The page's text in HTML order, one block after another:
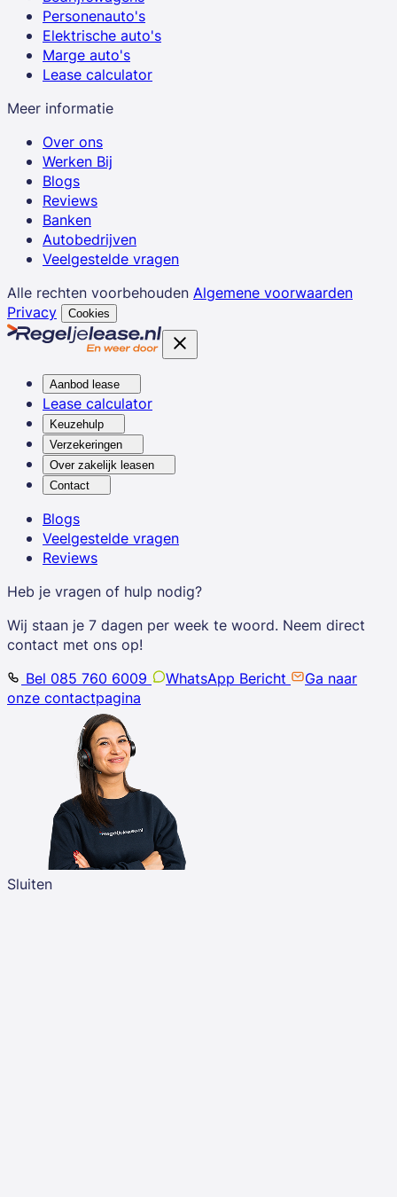
Personenauto's
Elektrische auto's
Marge auto's
Lease calculator
Meer informatie
Over ons
Werken Bij
Blogs
Reviews
Banken
Autobedrijven
Veelgestelde vragen
Alle rechten voorbehouden Algemene voorwaarden
Privacy
Cookies
Aanbod lease
Lease calculator
Keuzehulp
Verzekeringen
Over zakelijk leasen
Contact
Blogs
Veelgestelde vragen
Reviews
Heb je vragen of hulp nodig?
Wij staan je 7 dagen per week te woord. Neem direct
contact met ons op!
Bel 085 760 6009
WhatsApp Bericht
Ga naar
onze contactpagina
Sluiten